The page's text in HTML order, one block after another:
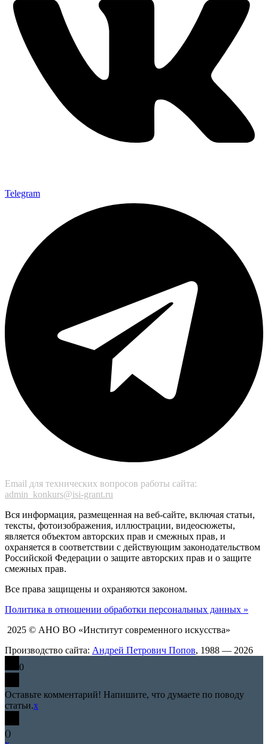
Telegram
Email для технических вопросов работы сайта:
admin_konkurs@isi-grant.ru
Вся информация, размещенная на веб-сайте, включая статьи,
тексты, фотоизображения, иллюстрации, видеосюжеты,
является объектом авторских прав и смежных прав, и
охраняется в соответствии с действующим законодательством
Российской Федерации о защите авторских прав и о защите
смежных прав.
Все права защищены и охраняются законом.
Политика в отношении обработки персональных данных »
2025 © АНО ВО «Институт современного искусства»
Производство сайта: Андрей Петрович Попов, 1988 — 2026
0
Оставьте комментарий! Напишите, что думаете по поводу
статьи.x
()